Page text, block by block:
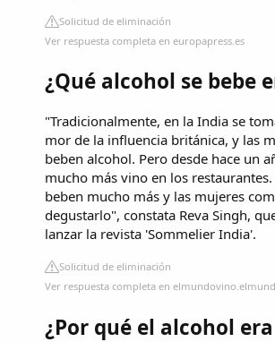
Solicitud de eliminación
Ver respuesta completa en europapress.es
¿Qué alcohol se bebe
"Tradicionalmente, en la India se
mor de la influencia británica, y las
beben alcohol. Pero desde hace un
mucho más vino en los
beben mucho más y las mujeres
degustarlo", constata Reva Singh,
lanzar la revista 'Sommelier India'.
Solicitud de eliminación
Ver respuesta completa en
¿Por qué el alcohol